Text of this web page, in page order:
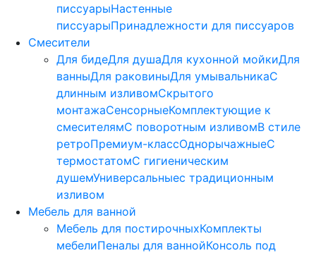
писсуарыНастенные
писсуарыПринадлежности для писсуаров
Смесители
Для бидеДля душаДля кухонной мойкиДля
ванныДля раковиныДля умывальникаС
длинным изливомСкрытого
монтажаСенсорныеКомплектующие к
смесителямС поворотным изливомВ стиле
ретроПремиум-классОднорычажныеС
термостатомС гигиеническим
душемУниверсальныес традиционным
изливом
Мебель для ванной
Мебель для постирочныхКомплекты
мебелиПеналы для ваннойКонсоль под